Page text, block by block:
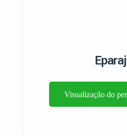
Visualização do